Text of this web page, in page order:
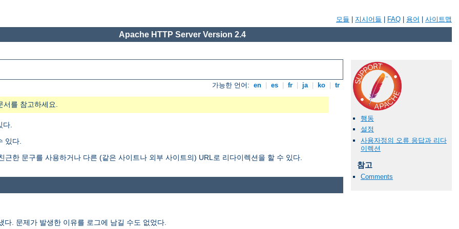
모듈 지시어들 FAQ 용어 사이트맵
Apache HTTP Server Version 2.4
가능한 언어: en es fr ja ko tr
서를 참고하세요.
다.
있다.
한 문구를 사용하거나 다른 (같은 사이트나 외부 사이트의) URL로 리다이렉션을 할 수 있다.
행동
설정
사용자정의 오류 응답과 리다
이렉션
참고
Comments
. 문제가 발생한 이유를 로그에 남길 수도 없었다.